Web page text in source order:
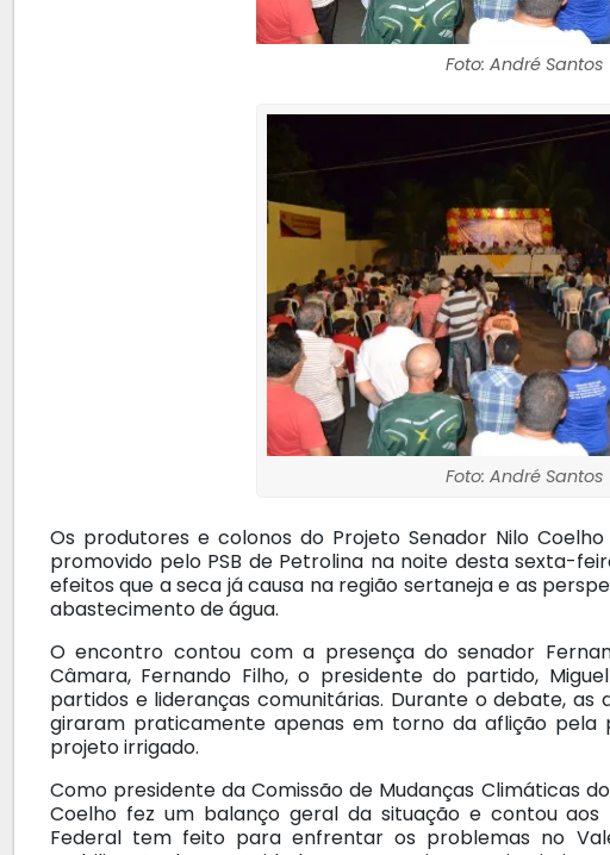
Foto: André Santos
Foto: André Santos
Os produtores e colonos do Projeto Senador Nilo
promovido pelo PSB de Petrolina na noite desta sexta-
efeitos que a seca já causa na região sertaneja e as
abastecimento de água.
O encontro contou com a presença do senador
Câmara, Fernando Filho, o presidente do partido,
partidos e lideranças comunitárias. Durante o debate, as
giraram praticamente apenas em torno da aflição pela
projeto irrigado.
Como presidente da Comissão de Mudanças Climáticas
Coelho fez um balanço geral da situação e contou
Federal tem feito para enfrentar os problemas no